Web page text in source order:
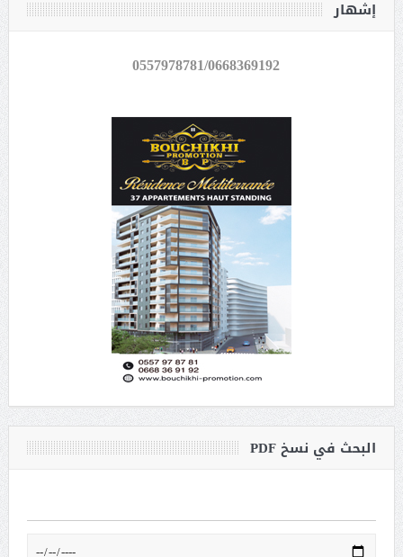
إشهار
0557978781/0668369192
البحث في نسخ PDF